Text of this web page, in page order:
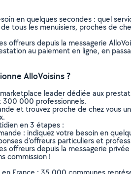
en quelques secondes : quel
tous les menuisiers, proches de
offreurs depuis la messagerie
au paiement en ligne, en
AlloVoisins ?
marketplace leader dédiée aux
300 000 professionnels.
et trouvez proche de chez vous
en 3 étapes :
: indiquez votre besoin en
d’offreurs particuliers et
offreurs depuis la messagerie
commission !